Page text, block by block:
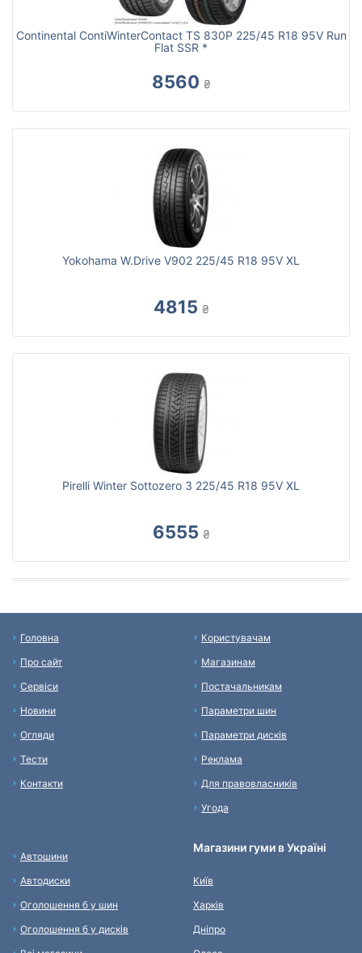
Continental ContiWinterContact TS 830P 225/45 R18 95V Run
Flat SSR *
8560 ₴
Yokohama W.Drive V902 225/45 R18 95V XL
4815 ₴
Pirelli Winter Sottozero 3 225/45 R18 95V XL
6555 ₴
Головна
Про сайт
Сервіси
Новини
Огляди
Тести
Контакти
Користувачам
Магазинам
Постачальникам
Параметри шин
Параметри дисків
Реклама
Для правовласників
Угода
Автошини
Автодиски
Оголошення б у шин
Оголошення б у дисків
Магазини гуми в Україні
Київ
Харків
Дніпро